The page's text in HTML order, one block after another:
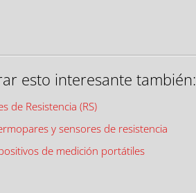
esto interesante también:
de Resistencia (RS)
y sensores de resistencia
de medición portátiles